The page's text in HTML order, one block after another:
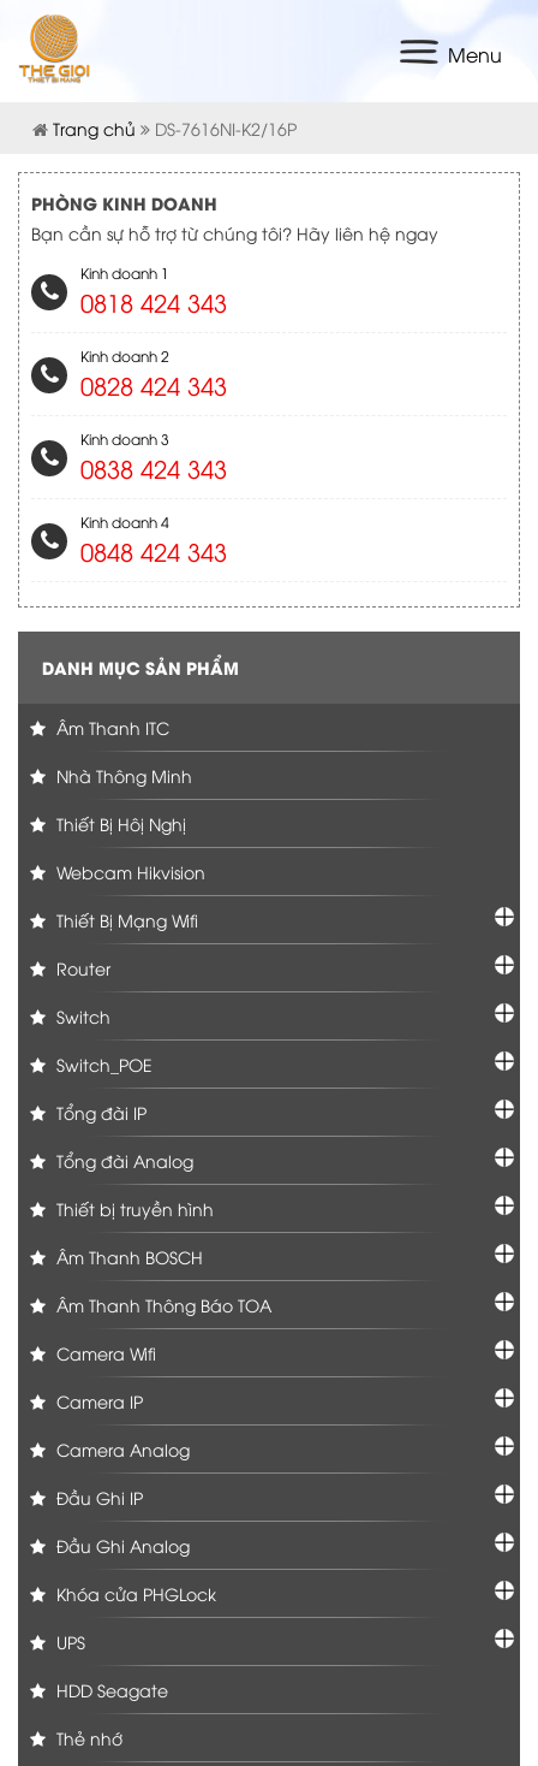
Menu
Trang chủ DS-7616NI-K2/16P
PHÒNG KINH DOANH
Bạn cần sự hỗ trợ từ chúng tôi? Hãy liên hệ ngay
Kinh doanh 1
0818 424 343
Kinh doanh 2
0828 424 343
Kinh doanh 3
0838 424 343
Kinh doanh 4
0848 424 343
DANH MỤC SẢN PHẨM
Âm Thanh ITC
Nhà Thông Minh
Thiết Bị Hôị Nghị
Webcam Hikvision
Thiết Bị Mạng Wifi
Router
Switch
Switch_POE
Tổng đài IP
Tổng đài Analog
Thiết bị truyền hình
Âm Thanh BOSCH
Âm Thanh Thông Báo TOA
Camera Wifi
Camera IP
Camera Analog
Đầu Ghi IP
Đầu Ghi Analog
Khóa cửa PHGLock
UPS
HDD Seagate
Thẻ nhớ